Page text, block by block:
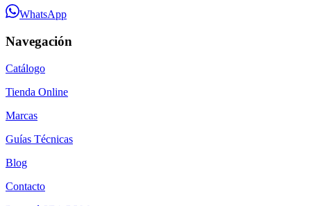
WhatsApp
Navegación
Catálogo
Tienda Online
Marcas
Guías Técnicas
Blog
Contacto